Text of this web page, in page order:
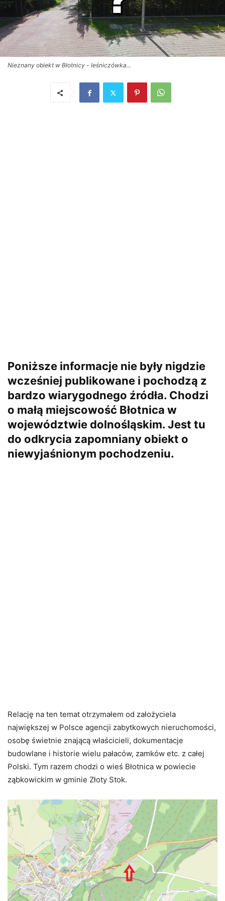
Nieznany obiekt w Błotnicy - leśniczówka...
Poniższe informacje nie były nigdzie
wcześniej publikowane i pochodzą z
bardzo wiarygodnego źródła. Chodzi
o małą miejscowość Błotnica w
województwie dolnośląskim. Jest tu
do odkrycia zapomniany obiekt o
niewyjaśnionym pochodzeniu.
Relację na ten temat otrzymałem od założyciela
największej w Polsce agencji zabytkowych nieruchomości,
osobę świetnie znającą właścicieli, dokumentacje
budowlane i historie wielu pałaców, zamków etc. z całej
Polski. Tym razem chodzi o wieś Błotnica w powiecie
ząbkowickim w gminie Złoty Stok.